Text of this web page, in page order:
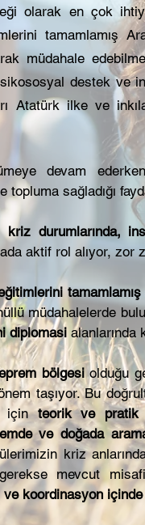
olarak en çok
tamamlamış
müdahale
destek ve
Atatürk ilke ve
devam
topluma sağladığı
durumlarında,
aktif rol alıyor, zor
müdahalelerde
diplomasi alanlarında
bölgesiolduğu
taşıyor. Bu
içinteorik ve pratik
ve doğada
kriz
mevcut
ve koordinasyon